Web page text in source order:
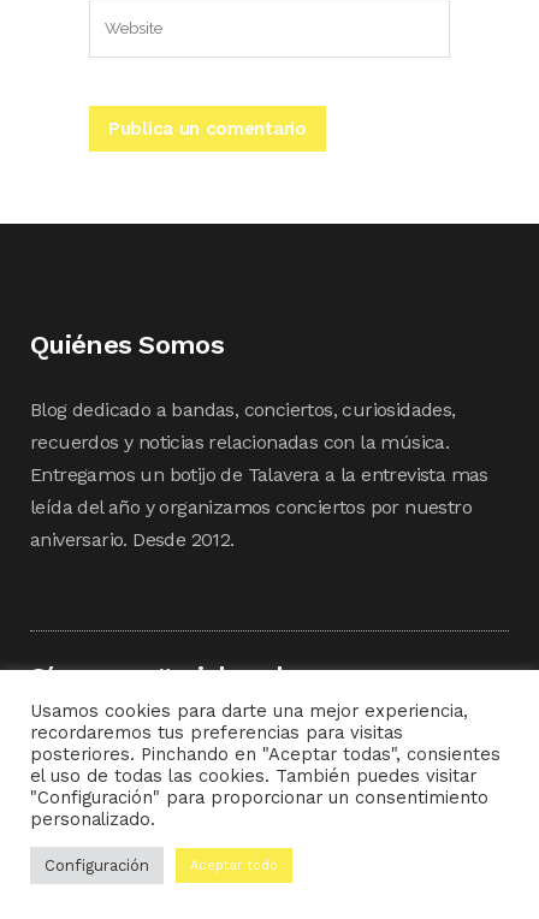
Quiénes Somos
Blog dedicado a bandas, conciertos, curiosidades,
recuerdos y noticias relacionadas con la música.
Entregamos un botijo de Talavera a la entrevista mas
leída del año y organizamos conciertos por nuestro
aniversario. Desde 2012.
Síguenos #michambergo
Suscríbete a nuestra newsletter
Usamos cookies para darte una mejor experiencia,
recordaremos tus preferencias para visitas
posteriores. Pinchando en "Aceptar todas", consientes
el uso de todas las cookies. También puedes visitar
"Configuración" para proporcionar un consentimiento
personalizado.
Configuración Aceptar todo